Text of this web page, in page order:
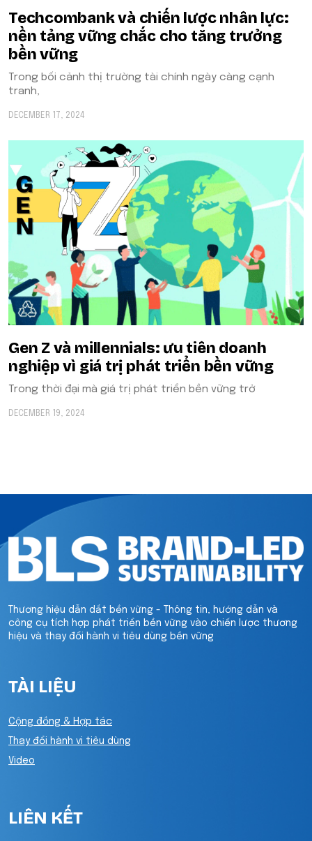
Techcombank và chiến lược nhân lực:
nền tảng vững chắc cho tăng trưởng
bền vững
Trong bối cảnh thị trường tài chính ngày càng cạnh
tranh,
DECEMBER 17, 2024
Gen Z và millennials: ưu tiên doanh
nghiệp vì giá trị phát triển bền vững
Trong thời đại mà giá trị phát triển bền vững trở
DECEMBER 19, 2024
Thương hiệu dẫn dắt bền vững - Thông tin, hướng dẫn và
công cụ tích hợp phát triển bền vững vào chiến lược thương
hiệu và thay đổi hành vi tiêu dùng bền vững
TÀI LIỆU
Cộng đồng & Hợp tác
Thay đổi hành vi tiêu dùng
Video
LIÊN KẾT